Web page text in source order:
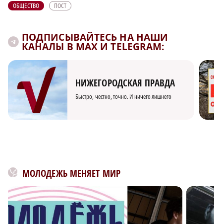
ОБЩЕСТВО ПОСТ
ПОДПИСЫВАЙТЕСЬ НА НАШИ
КАНАЛЫ В MAX И TELEGRAM:
НИЖЕГОРОДСКАЯ ПРАВДА
Быстро, честно, точно. И ничего лишнего
МОЛОДЕЖЬ МЕНЯЕТ МИР